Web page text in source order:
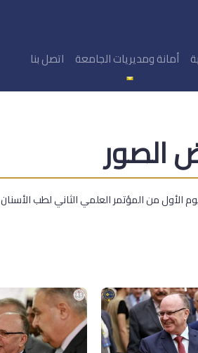
أمانة ومديريات الجامعة اتصل بنا
الصور
الأول من المؤتمر العلمي الثاني لطب الأسنان